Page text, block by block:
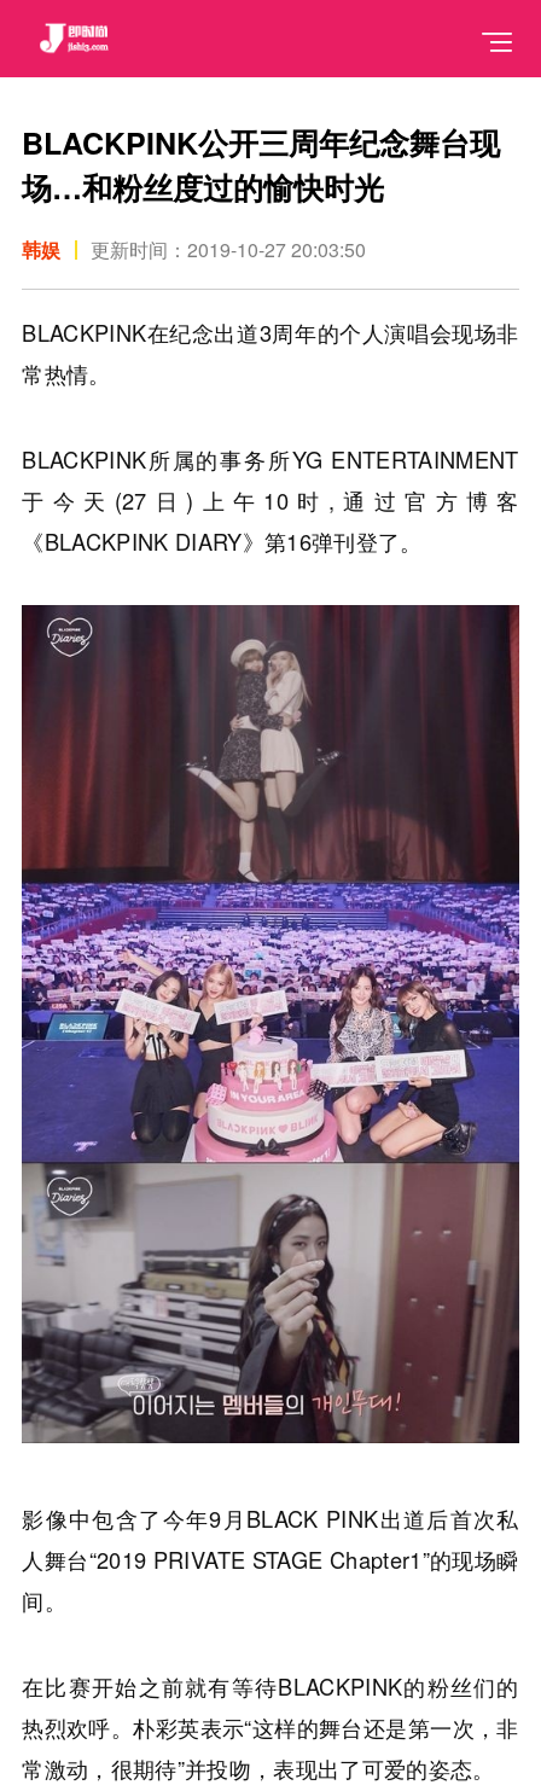
BLACKPINK公开三周年纪念舞台现
场…和粉丝度过的愉快时光
韩娱 更新时间：2019-10-27 20:03:50
BLACKPINK在纪念出道3周年的个人演唱会现场非
常热情。
BLACKPINK所属的事务所YG ENTERTAINMENT
于今天(27日)上午10时,通过官方博客
《BLACKPINK DIARY》第16弹刊登了。
影像中包含了今年9月BLACK PINK出道后首次私
人舞台“2019 PRIVATE STAGE Chapter1”的现场瞬
间。
在比赛开始之前就有等待BLACKPINK的粉丝们的
热烈欢呼。朴彩英表示“这样的舞台还是第一次，非
常激动，很期待”并投吻，表现出了可爱的姿态。